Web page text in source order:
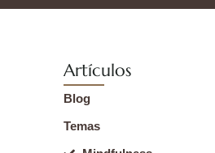
Artículos
Blog
Temas